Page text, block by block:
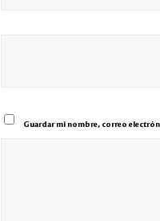
Guardar mi nombre, correo